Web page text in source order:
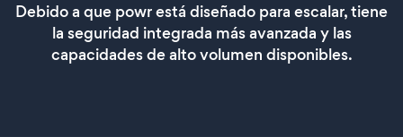
Debido a que powr está diseñado para escalar, tiene
la seguridad integrada más avanzada y las
capacidades de alto volumen disponibles.